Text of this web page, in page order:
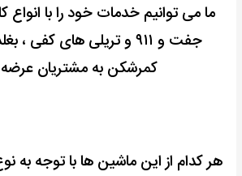
ما می توانیم خدمات خود را با
جفت و ۹۱۱ و تریلی های کفی ،
کمرشکن به مشتریان عرضه
هر کدام از این ماشین ها با توجه به